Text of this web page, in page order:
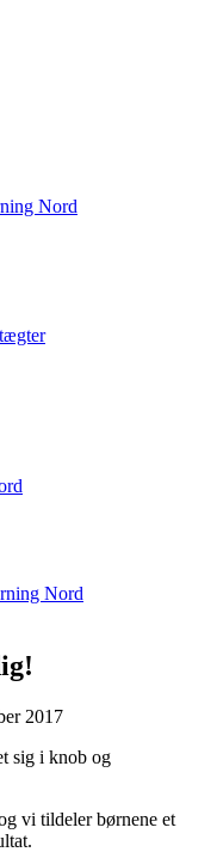
Nord
Nord
2017
sig i knob og
vi tildeler børnene et